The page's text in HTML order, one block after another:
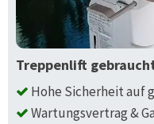
Treppenlift
Hohe Sicherheit auf
Wartungsvertrag &